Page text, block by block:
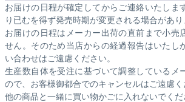
お届けの日程が確定してからご連絡いたしま
り已むを得ず発売時期が変更される場合があり
お届けの日程はメーカー出荷の直前まで小売
せん。そのため当店からの経過報告はいたし
い合わせはご遠慮ください。
生産数自体を受注に基づいて調整しているメ
ので、お客様御都合でのキャンセルはご遠慮く
他の商品と一緒に買い物かごに入れないでくだ